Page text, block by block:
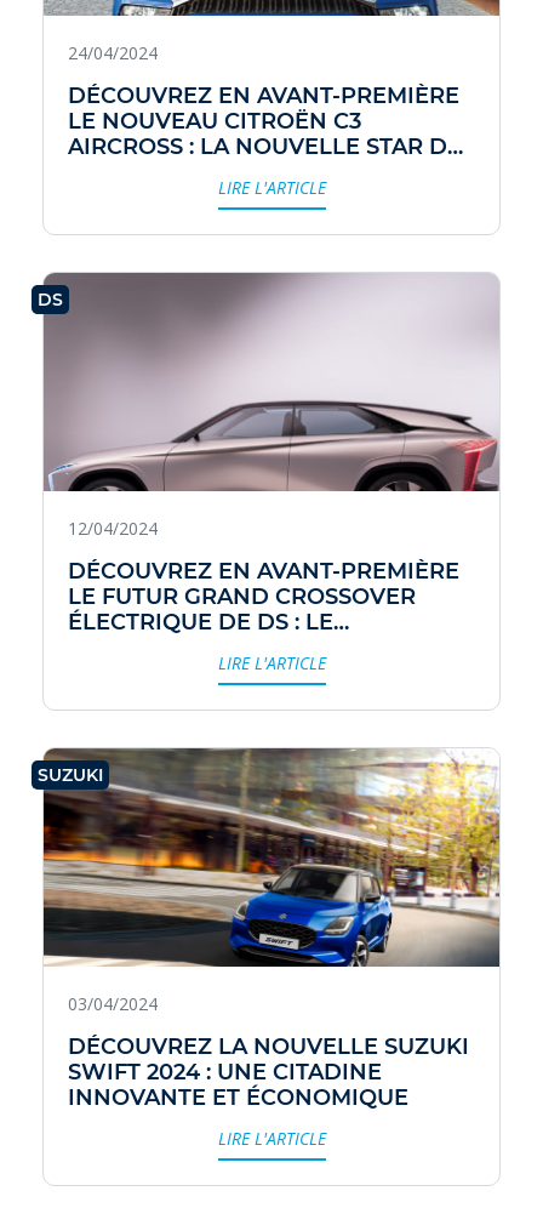
24/04/2024
DÉCOUVREZ EN AVANT-PREMIÈRE
LE NOUVEAU CITROËN C3
AIRCROSS : LA NOUVELLE STAR DE
LIRE L'ARTICLE
DS
12/04/2024
DÉCOUVREZ EN AVANT-PREMIÈRE
LE FUTUR GRAND CROSSOVER
ÉLECTRIQUE DE DS : LE
LIRE L'ARTICLE
SUZUKI
03/04/2024
DÉCOUVREZ LA NOUVELLE SUZUKI
SWIFT 2024 : UNE CITADINE
INNOVANTE ET ÉCONOMIQUE
LIRE L'ARTICLE